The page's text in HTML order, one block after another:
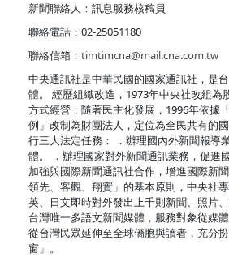
新聞聯絡人：訊息服務核稿員
聯絡電話：02-25051180
聯絡信箱： timtimcna@mail.cna.com.tw
中央通訊社是中華民國的國家通訊社，是
體。 經歷組織改造，1973年中央社改組為
方式經營；隨著民主化發展，1996年依據
例」改制為財團法人，定位為全民共有的
行三大法定任務： ．辦理國內外新聞報導
體。 ．辦理國家對外新聞通訊業務，促進
加強與國際新聞通訊社合作，增進國際新聞
領先、客觀、翔實」的基本原則，中央社專
英、日文即時對外發出上千則新聞、照片
台灣唯一多語文新聞媒體，服務對象從媒
從台灣民眾延伸至全球僑胞與讀者，充分
窗」。